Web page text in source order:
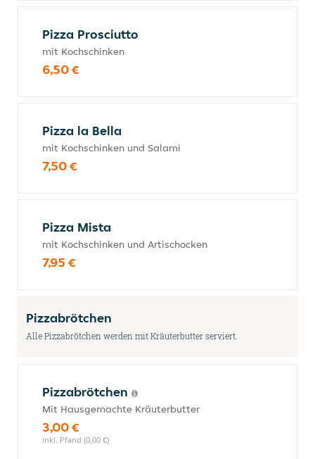
Pizza Prosciutto
mit Kochschinken
6,50 €
Pizza la Bella
mit Kochschinken und Salami
7,50 €
Pizza Mista
mit Kochschinken und Artischocken
7,95 €
Pizzabrötchen
Alle Pizzabrötchen werden mit Kräuterbutter serviert.
Pizzabrötchen
Mit Hausgemachte Kräuterbutter
3,00 €
inkl. Pfand (0,00 €)